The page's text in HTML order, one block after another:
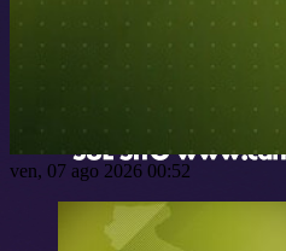
ven, 07 ago 2026 00:52